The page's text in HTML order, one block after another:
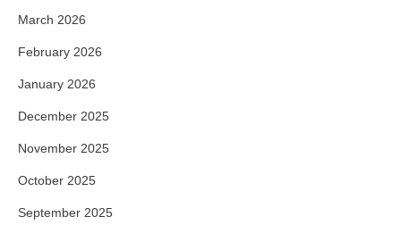
March 2026
February 2026
January 2026
December 2025
November 2025
October 2025
September 2025